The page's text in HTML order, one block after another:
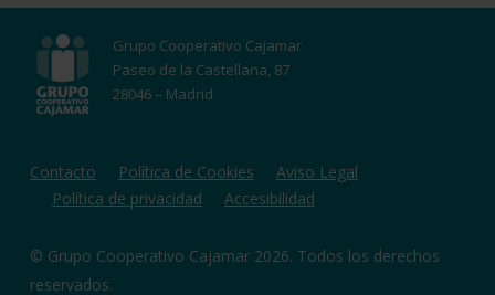
Grupo Cooperativo Cajamar
Paseo de la Castellana, 87
28046 – Madrid
Contacto Política de Cookies
Aviso Legal
Política de privacidad
Accesibilidad
© Grupo Cooperativo Cajamar 2026. Todos los derechos
reservados.